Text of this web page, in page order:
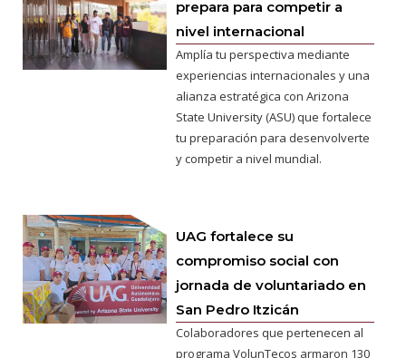
prepara para competir a
nivel internacional
Amplía tu perspectiva mediante
experiencias internacionales y una
alianza estratégica con Arizona
State University (ASU) que fortalece
tu preparación para desenvolverte
y competir a nivel mundial.
UAG fortalece su
compromiso social con
jornada de voluntariado en
San Pedro Itzicán
Colaboradores que pertenecen al
programa VolunTecos armaron 130